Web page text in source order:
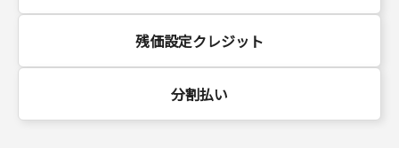
残価設定クレジット
分割払い